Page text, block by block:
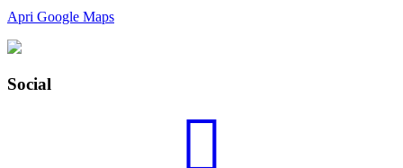
Apri Google Maps
Social
